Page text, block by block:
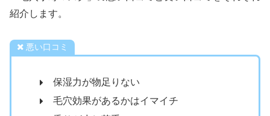
紹介します。
悪い口コミ
保湿力が物足りない
毛穴効果があるかはイマイチ